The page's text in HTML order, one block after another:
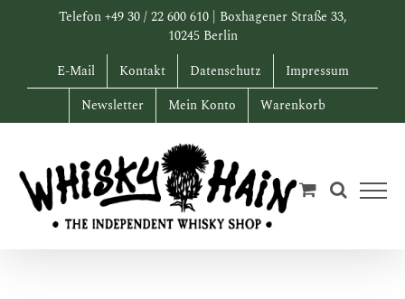
Telefon +49 30 / 22 600 610 | Boxhagener Straße 33,
10245 Berlin
E-Mail
Kontakt Datenschutz
Impressum
Newsletter
Mein Konto Warenkorb